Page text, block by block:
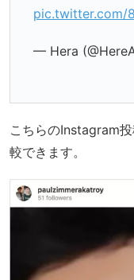
pic.twitter.com/
— Hera
こちらのInstagram
較できます。